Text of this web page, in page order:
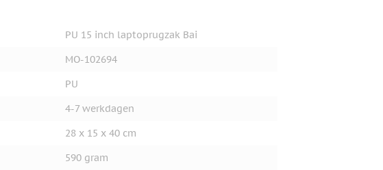
PU 15 inch laptoprugzak Bai
MO-102694
PU
4-7 werkdagen
28 x 15 x 40 cm
590 gram